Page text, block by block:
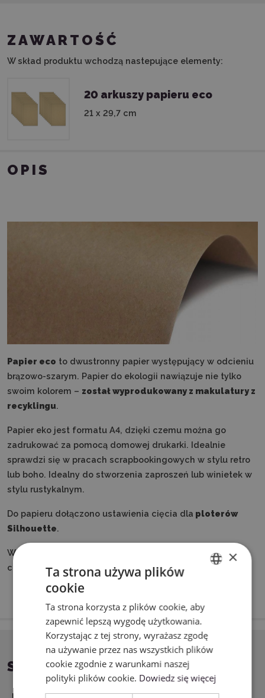
ZAWARTOŚĆ
W skład produktu wchodzą nastepujące elementy:
20 arkuszy papieru eco
21 x 29,7 cm
OPIS
Papier eco to dwustronny papier występujący w odcieniu
brązowo-szarym. Papier do ekologii nawiązuje nie tylko
swoim kolorem – został wyprodukowany z makulatury z
recyklingu.
Papier eko jest formatu A4, dzięki czemu można go
zadrukować za pomocą domowej drukarki. Idealnie
sprawdzi się w pracach scrapbookingowych w stylu retro
lub boho. Idealny do stworzenia zaproszeń lub winietek w
stylu rustykalnym.
Do papieru dołączono ustawienia cięcia dla ploterów
Silhouette.
W naszej ofercie można znaleźć również papier gładki
czarny oraz w innych wariantach kolorystycznych.
SPECYFIKACJA
POLISH
×
Ta strona używa plików
cookie
Ta strona korzysta z plików cookie, aby
zapewnić lepszą wygodę użytkowania.
Korzystając z tej strony, wyrażasz zgodę
na używanie przez nas wszystkich plików
cookie zgodnie z warunkami naszej
polityki plików cookie. Dowiedz się więcej